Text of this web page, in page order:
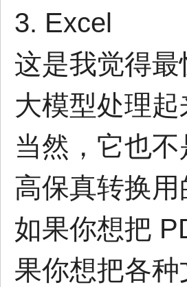
3. Excel
这是我觉得
大模型处理
当然，它也
高保真转换
如果你想把
果你想把各